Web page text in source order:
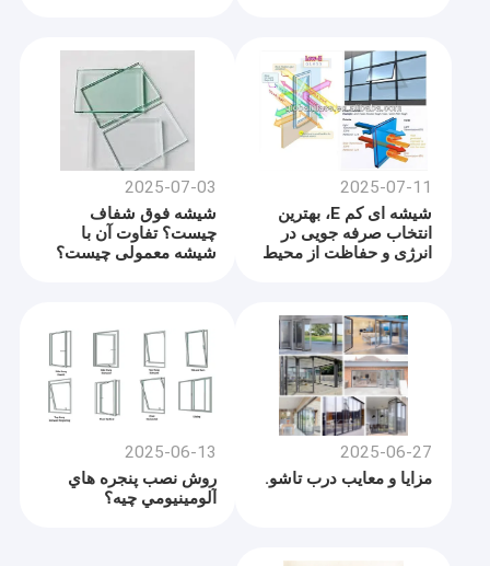
2025-07-11
شیشه ای کم E، بهترین
انتخاب صرفه جویی در
انرژی و حفاظت از محیط
2025-07-03
شیشه فوق شفاف
چیست؟ تفاوت آن با
شیشه معمولی چیست؟
2025-06-27
مزایا و معایب درب تاشو.
2025-06-13
روش نصب پنجره هاي
آلومينيومي چيه؟